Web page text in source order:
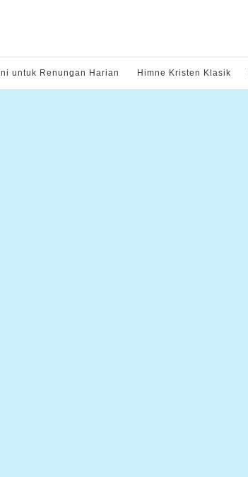
untuk Renungan Harian Himne Kristen Klasik